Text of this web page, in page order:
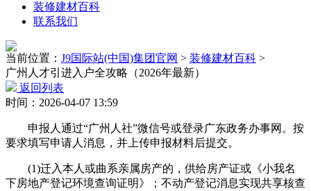
装修建材百科
联系我们
当前位置： J9国际站(中国)集团官网 > 装修建材百科 >
广州人才引进入户全攻略（2026年最新）
返回列表
时间：2026-04-07 13:59
申报人通过“广州人社”微信号或登录广东政务办事网。按
要求填写申请人消息，并上传申报材料后提交。
(1)迁入本人或曲系亲属房产的，供给房产证或《小我名
下房地产登记环境查询证明》；不动产登记消息实现共享核查